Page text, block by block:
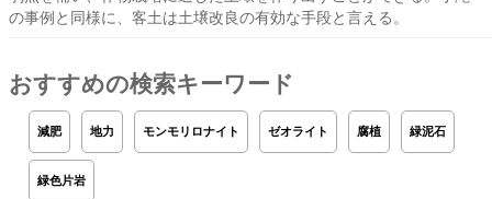
の事例と同様に、客土は土壌改良の有効な手段と言える。
おすすめの検索キーワード
減肥 地力 モンモリロナイト ゼオライト 腐植 緑泥石
緑色片岩